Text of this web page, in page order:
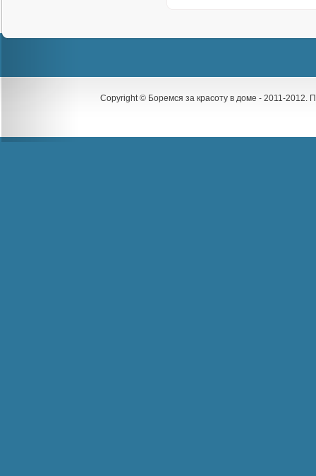
Copyright © Боремся за красоту в доме - 2011-2012.